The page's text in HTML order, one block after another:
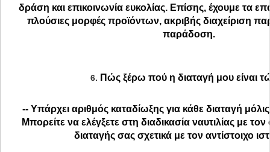
δράση και επικοινωνία ευκολίας. Επίσης, έχουμε τα
πλούσιες μορφές προϊόντων, ακριβής διαχείριση
παράδοση.
6. Πώς ξέρω πού η διαταγή μου είναι
-- Υπάρχει αριθμός καταδίωξης για κάθε διαταγή
Μπορείτε να ελέγξετε στη διαδικασία ναυτιλίας με
διαταγής σας σχετικά με τον αντίστοιχο